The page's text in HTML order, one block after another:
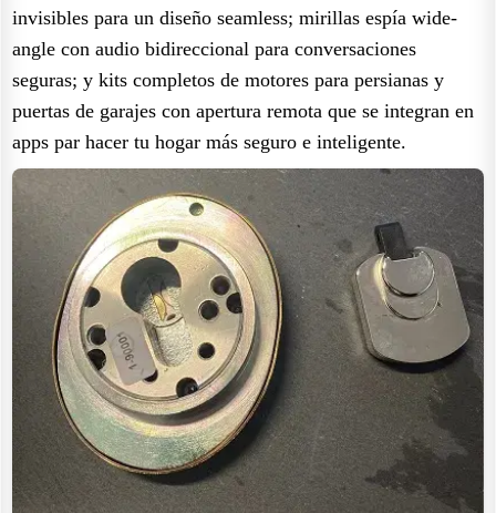
invisibles para un diseño seamless; mirillas espía wide-
angle con audio bidireccional para conversaciones
seguras; y kits completos de motores para persianas y
puertas de garajes con apertura remota que se integran en
apps par hacer tu hogar más seguro e inteligente.